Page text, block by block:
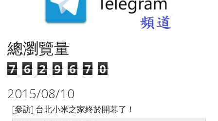
總瀏覽量
7 6 2 9 6 7 0
2015/08/10
[參訪] 台北小米之家終於開幕了！